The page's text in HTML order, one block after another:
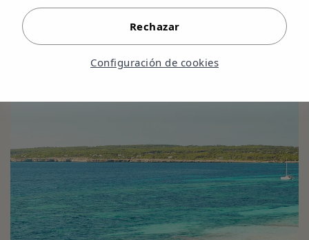
Configuración de cookies
Rechazar